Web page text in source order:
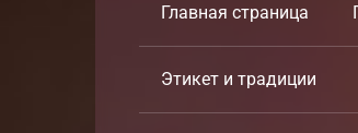
Главная страница
Этикет и традиции